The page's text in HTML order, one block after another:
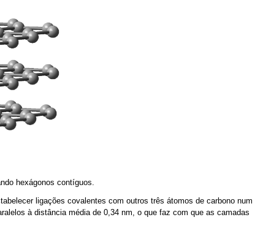
hexágonos contíguos.
ligações covalentes com outros três átomos de carbono num
à distância média de 0,34 nm, o que faz com que as camadas